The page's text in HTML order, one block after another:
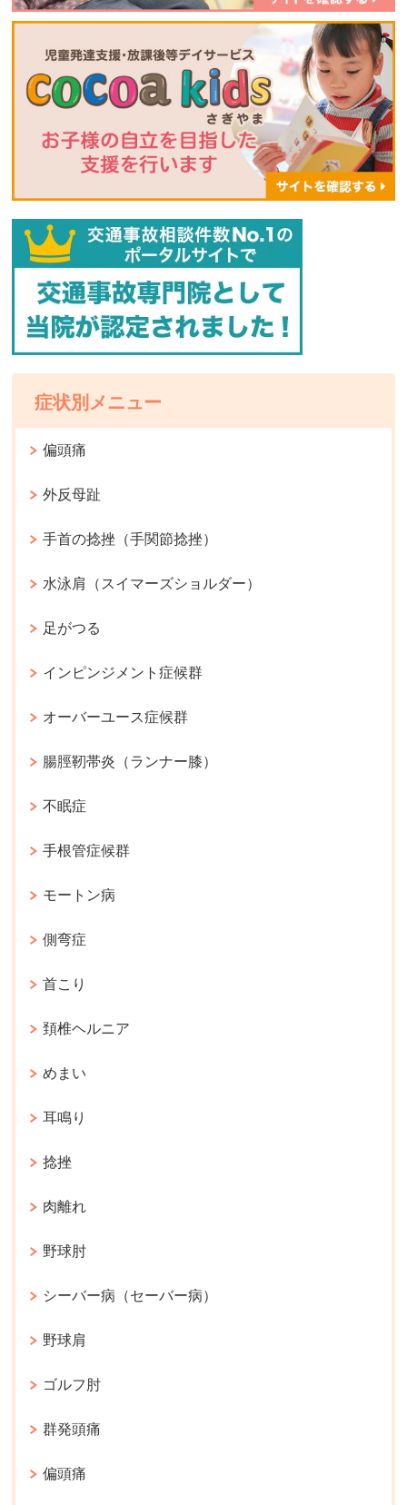
症状別メニュー
偏頭痛
外反母趾
手首の捻挫（手関節捻挫）
水泳肩（スイマーズショルダー）
足がつる
インピンジメント症候群
オーバーユース症候群
腸脛靭帯炎（ランナー膝）
不眠症
手根管症候群
モートン病
側弯症
首こり
頚椎ヘルニア
めまい
耳鳴り
捻挫
肉離れ
野球肘
シーバー病（セーバー病）
野球肩
ゴルフ肘
群発頭痛
偏頭痛